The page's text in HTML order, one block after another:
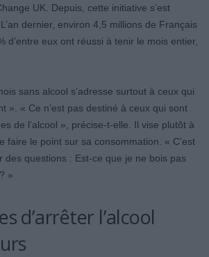
UK. Depuis, cette initiative s’est
dernier, environ 4,5 millions de Français
d’entre eux ont réussi à tenir le mois entier,
sans alcool s’adresse surtout à ceux qui
». « Ce n’est pas destiné à ceux qui sont
de l’alcool », précise-t-elle. Il vise plutôt à
faire le point sur sa consommation. « C’est
des questions : Est-ce que je ne bois pas
»
d’arrêter l’alcool